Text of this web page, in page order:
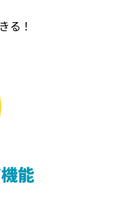
る！
能